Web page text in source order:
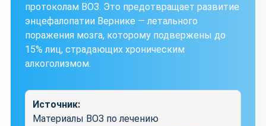
протоколам ВОЗ. Это предотвращает развитие
энцефалопатии Вернике — летального
поражения мозга, которому подвержены до
15% лиц, страдающих хроническим
алкоголизмом.
Источник:
Материалы ВОЗ по лечению